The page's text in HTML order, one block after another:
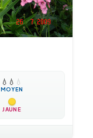
💧 💧 💧
MOYEN
JAUNE